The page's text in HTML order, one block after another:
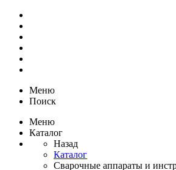
Меню
Поиск
Меню
Каталог
Назад
Каталог
Сварочные аппараты и